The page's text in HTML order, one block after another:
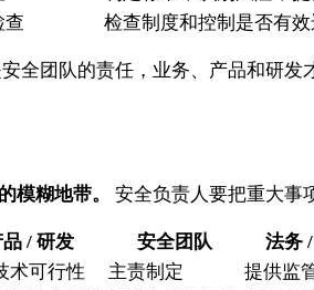
查 检查制度和控制是否有
全团队的责任，业务、产品和研
模糊地带。 安全负责人要把重大事
品 / 研发 安全团队 法务
术可行性 主责制定 提供监